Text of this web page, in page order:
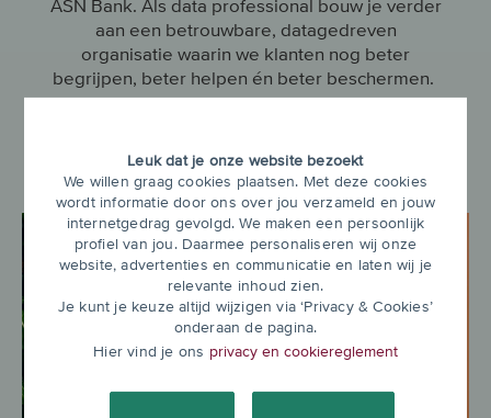
Leuk dat je onze website bezoekt
We willen graag cookies plaatsen. Met deze cookies
wordt informatie door ons over jou verzameld en jouw
internetgedrag gevolgd. We maken een persoonlijk
profiel van jou. Daarmee personaliseren wij onze
website, advertenties en communicatie en laten wij je
relevante inhoud zien.
Je kunt je keuze altijd wijzigen via ‘Privacy & Cookies’
onderaan de pagina.
Hier vind je ons privacy en cookiereglement
ASN Bank. Als data professional bouw je verder
aan een betrouwbare, datagedreven
organisatie waarin we klanten nog beter
begrijpen, beter helpen én beter beschermen.
Ontdek meer